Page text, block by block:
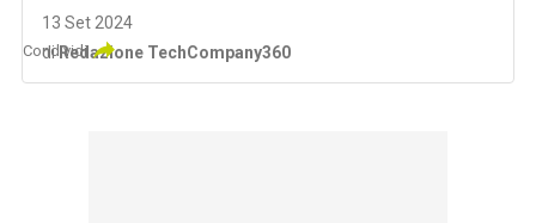
13 Set 2024
diRedazione TechCompany360
Condividi